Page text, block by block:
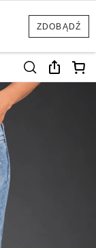
ZDOBĄDŹ